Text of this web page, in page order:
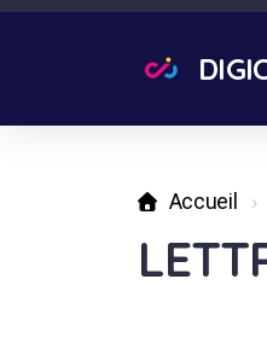
Accueil